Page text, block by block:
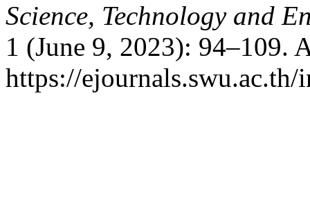
Science, Technology and
1 (June 9, 2023): 94–109.
https://